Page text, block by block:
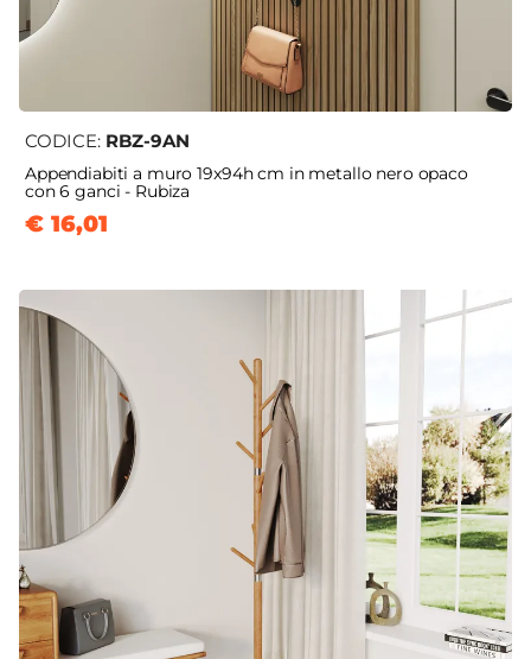
CODICE: RBZ-9AN
Appendiabiti a muro 19x94h cm in metallo nero opaco
con 6 ganci - Rubiza
€ 16,01